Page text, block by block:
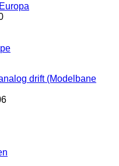
drift (Modelbane